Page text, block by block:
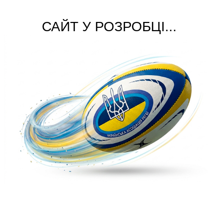
САЙТ У РОЗРОБЦІ...